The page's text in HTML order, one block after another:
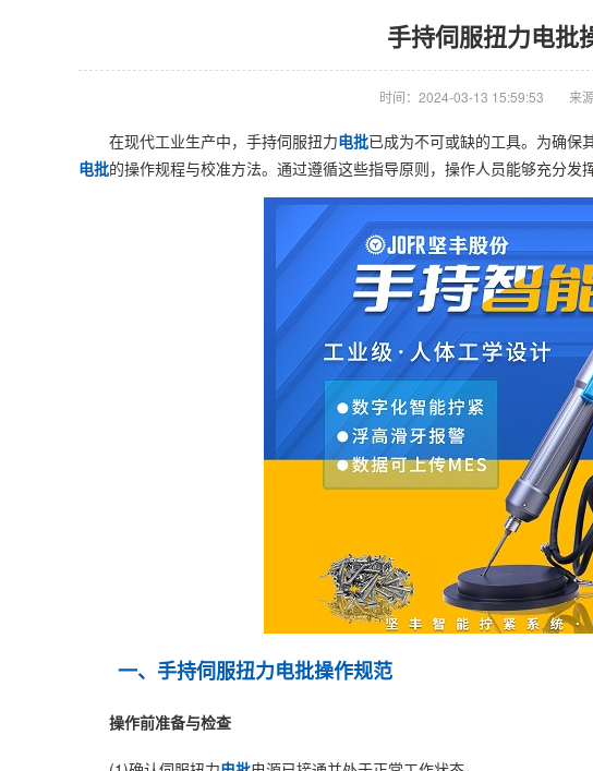
手持伺服扭力电批
时间：2024-03-13 15:59:53 来
在现代工业生产中，手持伺服扭力电批已成为不可或缺的工具。为确保
电批的操作规程与校准方法。通过遵循这些指导原则，操作人员能够充分发
一、手持伺服扭力电批操作规范
操作前准备与检查